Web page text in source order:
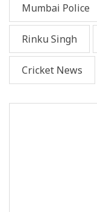
Mumbai Police
Rinku Singh
Cricket News